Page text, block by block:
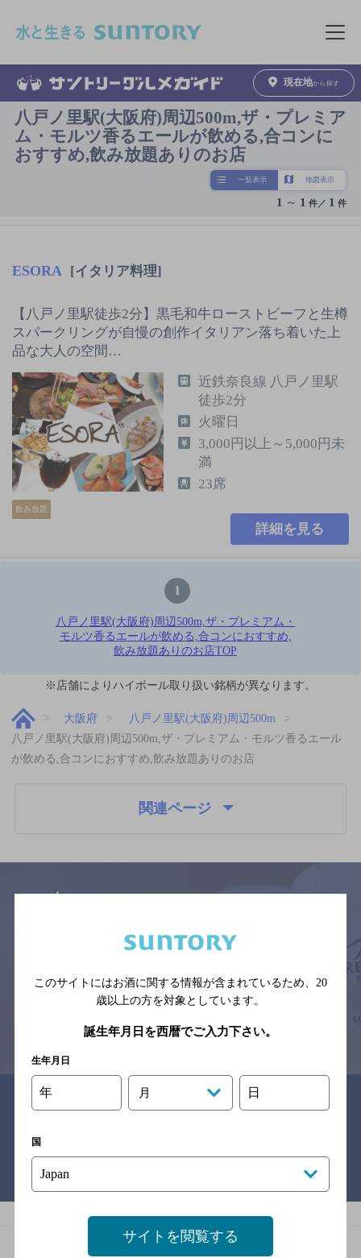
メニュ
現在地から探す
八戸ノ里駅(大阪府)周辺500m,ザ・プレミア
ム・モルツ香るエールが飲める,合コンに
おすすめ,飲み放題ありのお店
一覧表示 地図表示
1 ～ 1 件／ 1 件
ESORA [イタリア料理]
【八戸ノ里駅徒歩2分】黒毛和牛ローストビーフと生樽
スパークリングが自慢の創作イタリアン落ち着いた上
品な大人の空間…
飲み放題
近鉄奈良線 八戸ノ里駅
徒歩2分
火曜日
3,000円以上～5,000円未
満
23席
詳細を見る
1
八戸ノ里駅(大阪府)周辺500m,ザ・プレミアム・
モルツ香るエールが飲める,合コンにおすすめ,
飲み放題ありのお店TOP
※店舗によりハイボール取り扱い銘柄が異なります。
大阪府
八戸ノ里駅(大阪府)周辺500m
八戸ノ里駅(大阪府)周辺500m,ザ・プレミアム・モルツ香るエール
が飲める,合コンにおすすめ,飲み放題ありのお店
関連ページ
念のためお店にご確認の上ご来店くださいますようお願い申し上げま
す。
情報提供：ぐるなび
関連リンク
このサイトにはお酒に関する情報が含まれているため、 20
歳以上の方を対象としています。
誕生年月日を西暦でご入力下さい。
生年月日
年 月 日
国
サイトを閲覧する